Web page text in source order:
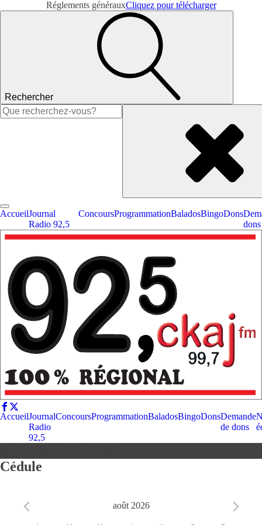
Réglements générauxCliquez pour télécharger
Rechercher
Rechercher :
AccueilJournal
Radio 92,5
ConcoursProgrammationBaladosBingoDons
dons
AccueilJournal
Radio
92,5
ConcoursProgrammationBaladosBingoDonsDemande
de dons
Cédule
août 2026